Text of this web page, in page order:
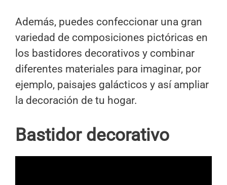
Además, puedes confeccionar una gran
variedad de composiciones pictóricas en
los bastidores decorativos y combinar
diferentes materiales para imaginar, por
ejemplo, paisajes galácticos y así ampliar
la decoración de tu hogar.
Bastidor decorativo